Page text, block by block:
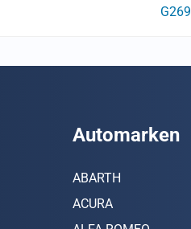
G269
Automarken
ABARTH
ACURA